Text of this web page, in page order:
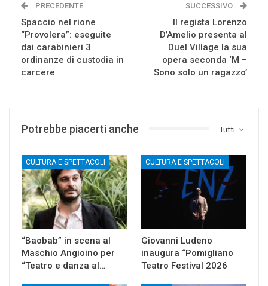
PRECEDENTE
Spaccio nel rione
“Provolera”: eseguite
dai carabinieri 3
ordinanze di custodia in
carcere
SUCCESSIVO
Il regista Lorenzo
D’Amelio presenta al
Duel Village la sua
opera seconda ‘M –
Sono solo un ragazzo’
Tutti
Potrebbe piacerti anche
CULTURA E SPETTACOLI
“Baobab” in scena al
Maschio Angioino per
“Teatro e danza al…
CULTURA E SPETTACOLI
Giovanni Ludeno
inaugura “Pomigliano
Teatro Festival 2026